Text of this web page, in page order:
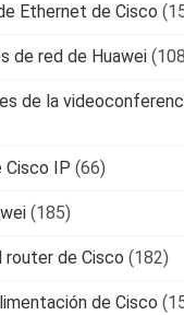
Ethernet de Cisco
de red de Huawei
de la
Cisco IP (66)
(185)
router de Cisco (182)
de Cisco